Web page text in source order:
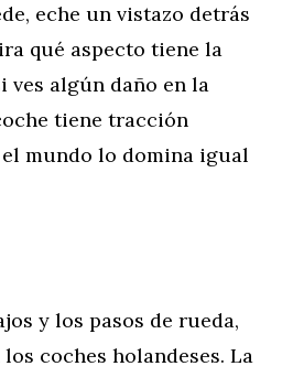
eche un vistazo detrás
qué aspecto tiene la
algún daño en la
tiene tracción
mundo lo domina igual
y los pasos de rueda,
coches holandeses. La